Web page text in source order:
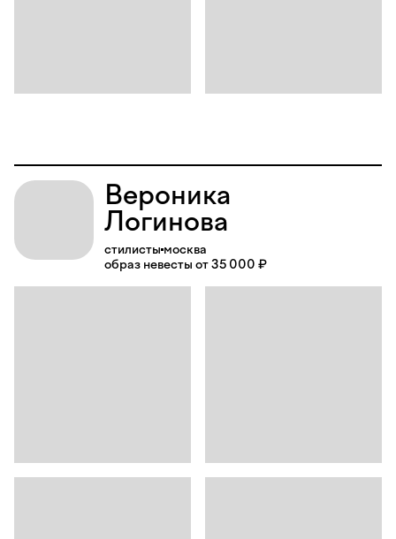
Вероника
Логинова
стилисты москва
образ невесты от 35 000 ₽